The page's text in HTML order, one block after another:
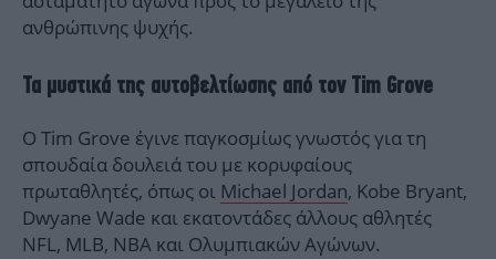
ανθρώπινης ψυχής.
Τα μυστικά της αυτοβελτίωσης από τον Tim Grove
Ο Tim Grove έγινε παγκοσμίως γνωστός για τη
σπουδαία δουλειά του με κορυφαίους
πρωταθλητές, όπως οι Michael Jordan, Kobe Bryant,
Dwyane Wade και εκατοντάδες άλλους αθλητές
NFL, MLB, NBA και Ολυμπιακών Αγώνων.